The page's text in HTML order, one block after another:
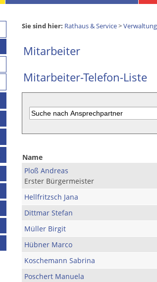
Sie sind hier: Rathaus & Service>Verwaltung
Mitarbeiter
Mitarbeiter-Telefon-Liste
Name
Ploß Andreas
Erster Bürgermeister
Hellfritzsch Jana
Dittmar Stefan
Müller Birgit
Hübner Marco
Koschemann Sabrina
Poschert Manuela